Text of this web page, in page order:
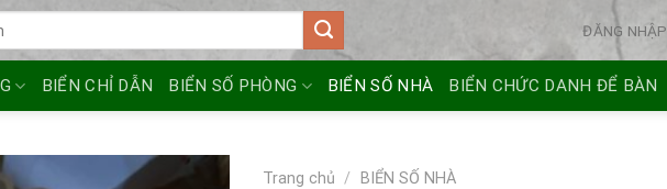
ĐĂNG NHẬP
BIỂN CHỈ DẪN BIỂN SỐ PHÒNG BIỂN SỐ NHÀ BIỂN CHỨC DANH ĐỂ BÀN
Trang chủ / BIỂN SỐ NHÀ